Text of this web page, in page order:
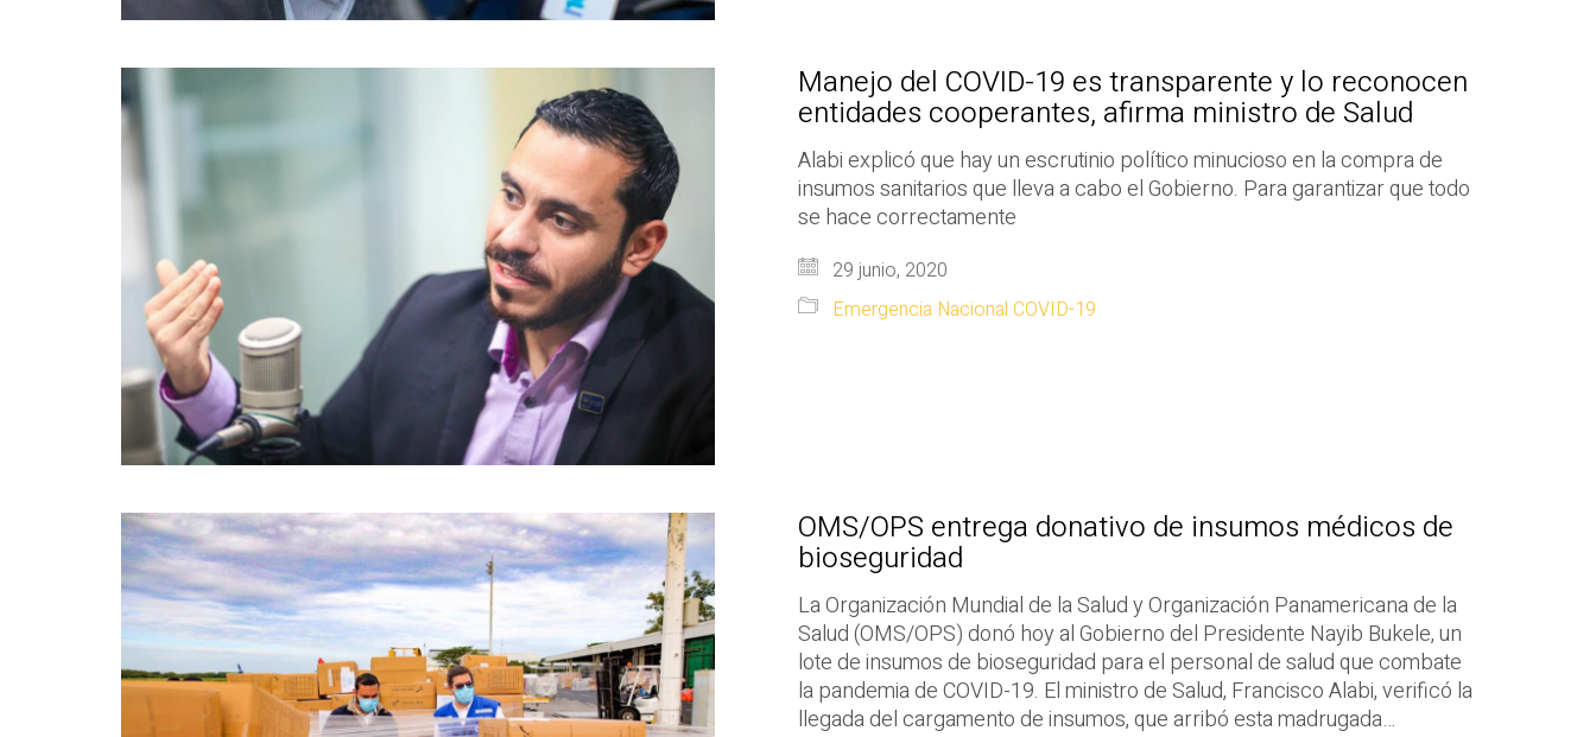
Manejo del COVID-19 es transparente y lo reconocen
entidades cooperantes, afirma ministro de Salud
Alabi explicó que hay un escrutinio político minucioso en la compra de
insumos sanitarios que lleva a cabo el Gobierno. Para garantizar que todo
se hace correctamente
29 junio, 2020
Emergencia Nacional COVID-19
OMS/OPS entrega donativo de insumos médicos de
bioseguridad
La Organización Mundial de la Salud y Organización Panamericana de la
Salud (OMS/OPS) donó hoy al Gobierno del Presidente Nayib Bukele, un
lote de insumos de bioseguridad para el personal de salud que combate
la pandemia de COVID-19. El ministro de Salud, Francisco Alabi, verificó la
llegada del cargamento de insumos, que arribó esta madrugada…